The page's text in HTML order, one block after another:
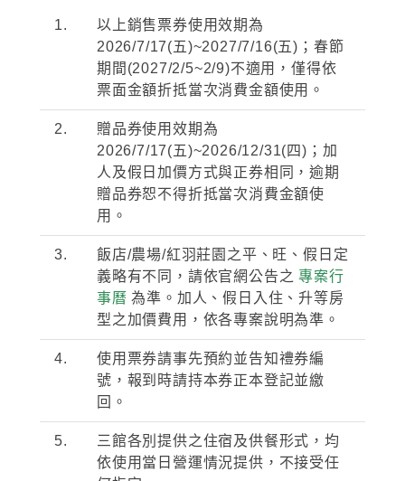
1.
以上銷售票券使用效期為
2026/7/17(五)~2027/7/16(五) ；春節
期間 (2027/2/5~2/9)不適用，僅得依
票面金額折抵當次消費金額使用。
2.
贈品券使用效期為
2026/7/17(五)~2026/12/31(四) ；加
人及假日加價方式與正券相同，逾期
贈品券恕不得折抵當次消費金額使
用。
3. 飯店/農場/紅羽莊園之平、旺、假日定
義略有不同，請依官網公告之專案行
事曆為準。加人、假日入住、升等房
型之加價費用，依各專案說明為準。
4.
使用票券請事先預約並告知禮券編
號，報到時請持本券正本登記並繳
回。
5.
三館各別提供之住宿及供餐形式，均
依使用當日營運情況提供，不接受任